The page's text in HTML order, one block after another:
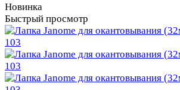
Новинка
Быстрый просмотр